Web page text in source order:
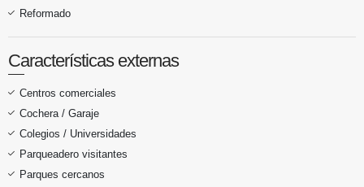
Reformado
Características externas
Centros comerciales
Cochera / Garaje
Colegios / Universidades
Parqueadero visitantes
Parques cercanos